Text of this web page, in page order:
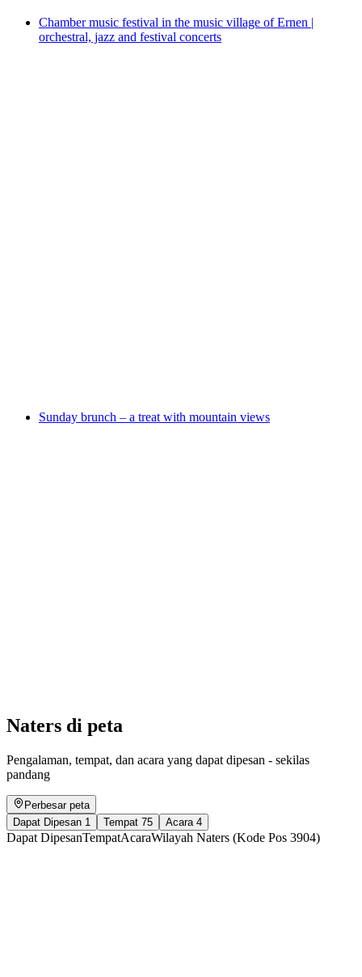
Chamber music festival in the music village of Ernen |
orchestral, jazz and festival concerts
Sunday brunch – a treat with mountain views
Naters di peta
Pengalaman, tempat, dan acara yang dapat dipesan - sekilas
pandang
Perbesar peta
Dapat Dipesan 1 Tempat 75 Acara 4
Dapat DipesanTempatAcaraWilayah Naters (Kode Pos 3904)